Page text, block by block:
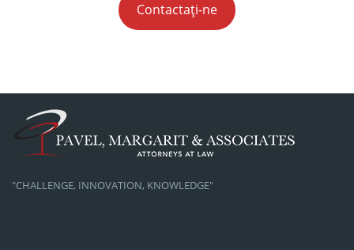
Contactați-ne
"CHALLENGE, INNOVATION, KNOWLEDGE"